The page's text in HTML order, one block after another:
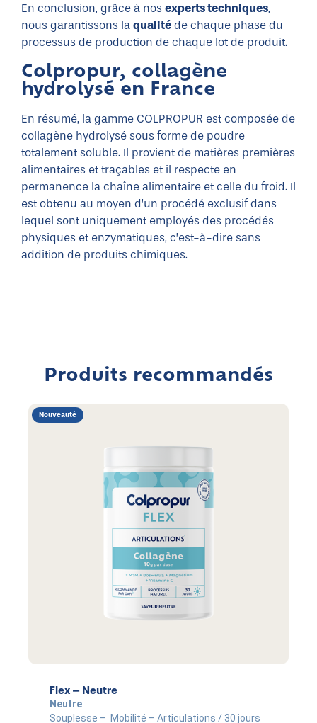
En conclusion, grâce à nos experts techniques,
nous garantissons la qualité de chaque phase du
processus de production de chaque lot de produit.
Colpropur, collagène
hydrolysé en France
En résumé, la gamme COLPROPUR est composée de
collagène hydrolysé sous forme de poudre
totalement soluble. Il provient de matières premières
alimentaires et traçables et il respecte en
permanence la chaîne alimentaire et celle du froid. Il
est obtenu au moyen d’un procédé exclusif dans
lequel sont uniquement employés des procédés
physiques et enzymatiques, c’est-à-dire sans
addition de produits chimiques.
Produits recommandés
Nouveauté
Flex – Neutre
Neutre
Souplesse – Mobilité – Articulations / 30 jours